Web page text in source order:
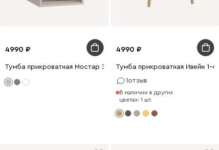
4990
Тумба прикроватная Мостар 36x49 Латте
4990
Тумба прикроватная Ивейн 1-
1отзыв
В наличии в других
цветах: 1 шт.